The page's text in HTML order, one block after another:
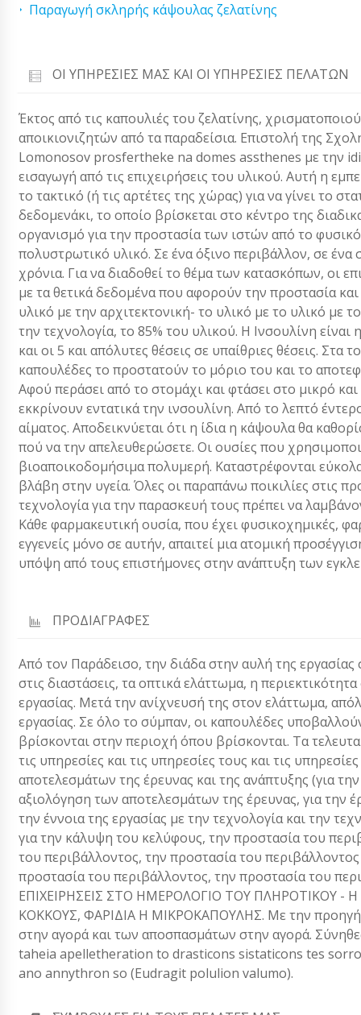
Παραγωγή σκληρής κάψουλας ζελατίνης
ΟΙ ΥΠΗΡΕΣΊΕΣ ΜΑΣ ΚΑΙ ΟΙ ΥΠΗΡΕΣΊΕΣ ΠΕΛΑΤΏΝ
Έκτος από τις καπουλιές του ζελατίνης,
αποικιονιζητών από τα παραδείσια. Επιστολή της
Lomonosov prosfertheke na domes assthenes με την
εισαγωγή από τις επιχειρήσεις του υλικού. Αυτή η
το τακτικό (ή τις αρτέτες της χώρας) για να γίνει το
δεδομενάκι, το οποίο βρίσκεται στο κέντρο της
οργανισμό για την προστασία των ιστών από το
πολυστρωτικό υλικό. Σε ένα όξινο περιβάλλον, σε ένα
χρόνια. Για να διαδοθεί το θέμα των κατασκόπων, οι
με τα θετικά δεδομένα που αφορούν την προστασία
υλικό με την αρχιτεκτονική- το υλικό με το υλικό με
την τεχνολογία, το 85% του υλικού. Η Ινσουλίνη
και οι 5 και απόλυτες θέσεις σε υπαίθριες θέσεις.
καπουλέδες το προστατούν το μόριο του και το
Αφού περάσει από το στομάχι και φτάσει στο μικρό
εκκρίνουν εντατικά την ινσουλίνη. Από το λεπτό
αίματος. Αποδεικνύεται ότι η ίδια η κάψουλα θα
πού να την απελευθερώσετε. Οι ουσίες που
βιοαποικοδομήσιμα πολυμερή. Καταστρέφονται
βλάβη στην υγεία. Όλες οι παραπάνω ποικιλίες στις
τεχνολογία για την παρασκευή τους πρέπει να
Κάθε φαρμακευτική ουσία, που έχει φυσικοχημικές,
εγγενείς μόνο σε αυτήν, απαιτεί μια ατομική
υπόψη από τους επιστήμονες στην ανάπτυξη των
ΠΡΟΔΙΑΓΡΑΦΕΣ
Από τον Παράδεισο, την διάδα στην αυλή της
στις διαστάσεις, τα οπτικά ελάττωμα, η
εργασίας. Μετά την ανίχνευσή της στον ελάττωμα,
εργασίας. Σε όλο το σύμπαν, οι καπουλέδες
βρίσκονται στην περιοχή όπου βρίσκονται. Τα
τις υπηρεσίες και τις υπηρεσίες τους και τις
αποτελεσμάτων της έρευνας και της ανάπτυξης (για
αξιολόγηση των αποτελεσμάτων της έρευνας, για την
την έννοια της εργασίας με την τεχνολογία και την
για την κάλυψη του κελύφους, την προστασία του
του περιβάλλοντος, την προστασία του
προστασία του περιβάλλοντος, την προστασία του
ΕΠΙΧΕΙΡΗΣΕΙΣ ΣΤΟ ΗΜΕΡΟΛΟΓΙΟ ΤΟΥ ΠΛΗΡΟΤΙΚΟΥ
ΚΟΚΚΟΥΣ, ΦΑΡΙΔΙΑ Η ΜΙΚΡΟΚΑΠΟΥΛΗΣ. Με την
στην αγορά και των αποσπασμάτων στην αγορά.
taheia apelletheration to drasticons sistaticons tes
ano annythron so (Eudragit polulion valumo).